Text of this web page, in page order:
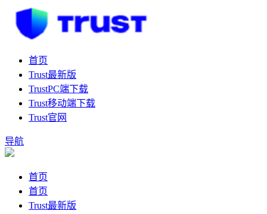
首页
Trust最新版
TrustPC端下载
Trust移动端下载
Trust官网
导航
首页
首页
Trust最新版